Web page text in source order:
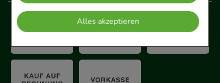
verzichtet werden kann.
Komfort:Diese Cookies werden genutzt um das
Einkaufserlebnis noch ansprechender zu gestalten,
beispielsweise für die Wiedererkennung des
Besuchers oder unsere Seite an bevorzugte
Alles akzeptieren